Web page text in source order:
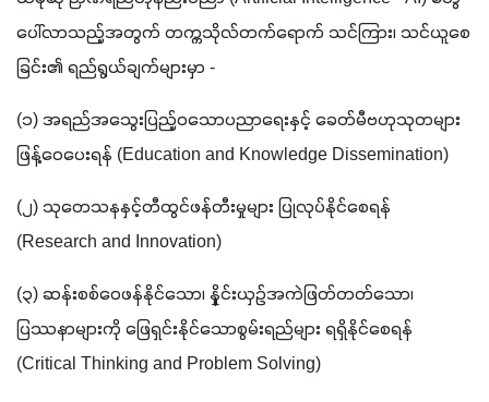
ပေါ်လာသည့်အတွက် တက္ကသိုလ်တက်ရောက် သင်ကြား၊ သင်ယူစေ
ခြင်း၏ ရည်ရွယ်ချက်များမှာ -
(၁) အရည်အသွေးပြည့်ဝသောပညာရေးနှင့် ခေတ်မီဗဟုသုတများ
ဖြန့်ဝေပေးရန် (Education and Knowledge Dissemination)
(၂) သုတေသနနှင့်တီထွင်ဖန်တီးမှုများ ပြုလုပ်နိုင်စေရန်
(Research and Innovation)
(၃) ဆန်းစစ်ဝေဖန်နိုင်သော၊ နှိုင်းယှဉ်အကဲဖြတ်တတ်သော၊
ပြဿနာများကို ဖြေရှင်းနိုင်သောစွမ်းရည်များ ရရှိနိုင်စေရန်
(Critical Thinking and Problem Solving)